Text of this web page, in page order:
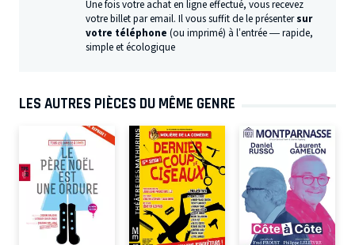
Une fois votre achat en ligne effectué, vous recevez
votre billet par email. Il vous suffit de le présentersur
votre téléphone (ou imprimé) à l’entrée — rapide,
simple et écologique
LES AUTRES PIÈCES DU MÊME GENRE